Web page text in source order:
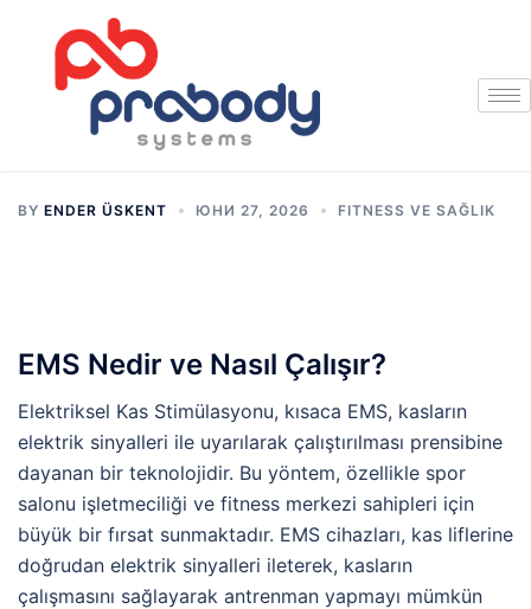
BY ENDER ÜSKENT ЮНИ 27, 2026 FITNESS VE SAĞLIK
EMS Nedir ve Nasıl Çalışır?
Elektriksel Kas Stimülasyonu, kısaca EMS, kasların
elektrik sinyalleri ile uyarılarak çalıştırılması prensibine
dayanan bir teknolojidir. Bu yöntem, özellikle spor
salonu işletmeciliği ve fitness merkezi sahipleri için
büyük bir fırsat sunmaktadır. EMS cihazları, kas liflerine
doğrudan elektrik sinyalleri ileterek, kasların
çalışmasını sağlayarak antrenman yapmayı mümkün